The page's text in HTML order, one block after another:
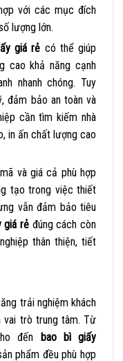
với các mục đích
lượng lớn.
giá rẻ có thể giúp
cao khả năng cạnh
nhanh chóng. Tuy
đảm bảo an toàn và
cần tìm kiếm nhà
in ấn chất lượng cao
và giá cả phù hợp
tạo trong việc thiết
vẫn đảm bảo tiêu
giá rẻ đúng cách còn
thân thiện, tiết
trải nghiệm khách
vai trò trung tâm. Từ
đến
bao bì giấy
phẩm đều phù hợp